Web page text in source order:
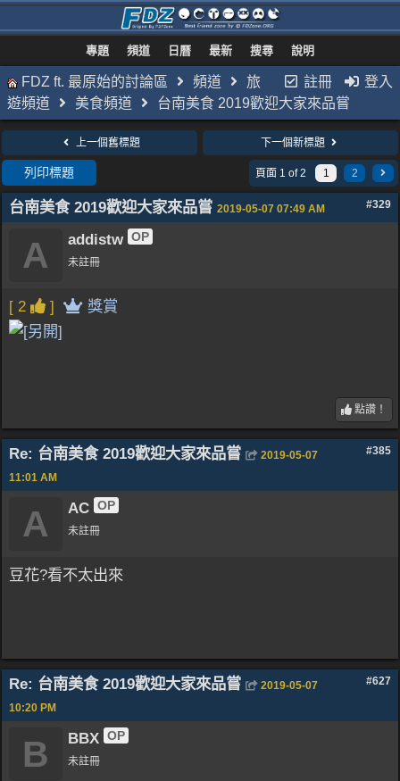
專題 頻道 日曆 最新 搜尋 說明
註冊 登入
FDZ ft. 最原始的討論區 頻道
旅
遊頻道
美食頻道 台南美食 2019歡迎大家來品嘗
上一個舊標題 下一個新標題
列印標題 頁面 1 of 2 1 2
台南美食 2019歡迎大家來品嘗 #329
2019-05-07 07:49 AM
A addistw OP
未註冊
[ 2 ] 獎賞
點讚！
Re: 台南美食 2019歡迎大家來品嘗 #385
2019-05-07
11:01 AM
A AC OP
未註冊
豆花?看不太出來
Re: 台南美食 2019歡迎大家來品嘗 #627
2019-05-07
10:20 PM
B BBX OP
未註冊